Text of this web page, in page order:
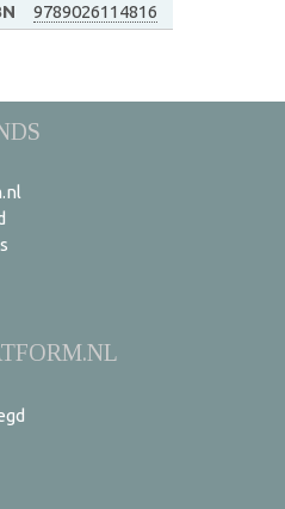
9789026114816